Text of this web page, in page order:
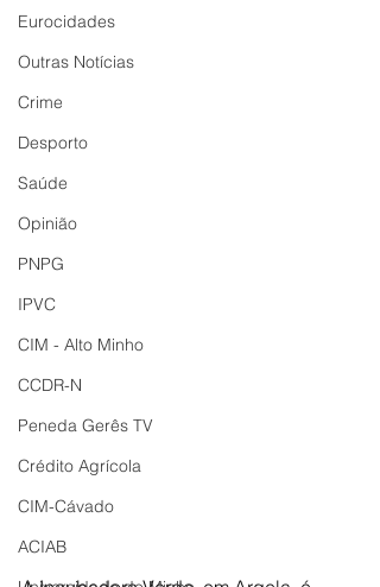
Eurocidades
Outras Notícias
Crime
Desporto
Saúde
Opinião
PNPG
IPVC
CIM - Alto Minho
CCDR-N
Peneda Gerês TV
Crédito Agrícola
CIM-Cávado
ACIAB